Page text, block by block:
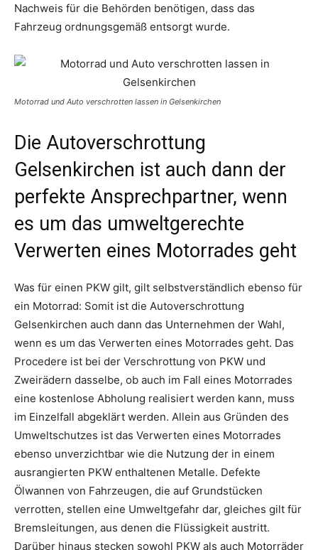
Nachweis für die Behörden benötigen, dass das
Fahrzeug ordnungsgemäß entsorgt wurde.
Motorrad und Auto verschrotten lassen in Gelsenkirchen
Die Autoverschrottung
Gelsenkirchen ist auch dann der
perfekte Ansprechpartner, wenn
es um das umweltgerechte
Verwerten eines Motorrades geht
Was für einen PKW gilt, gilt selbstverständlich ebenso für
ein Motorrad: Somit ist die Autoverschrottung
Gelsenkirchen auch dann das Unternehmen der Wahl,
wenn es um das Verwerten eines Motorrades geht. Das
Procedere ist bei der Verschrottung von PKW und
Zweirädern dasselbe, ob auch im Fall eines Motorrades
eine kostenlose Abholung realisiert werden kann, muss
im Einzelfall abgeklärt werden. Allein aus Gründen des
Umweltschutzes ist das Verwerten eines Motorrades
ebenso unverzichtbar wie die Nutzung der in einem
ausrangierten PKW enthaltenen Metalle. Defekte
Ölwannen von Fahrzeugen, die auf Grundstücken
verrotten, stellen eine Umweltgefahr dar, gleiches gilt für
Bremsleitungen, aus denen die Flüssigkeit austritt.
Darüber hinaus stecken sowohl PKW als auch Motorräder